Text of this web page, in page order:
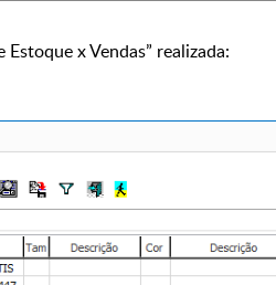
x Vendas” realizada: